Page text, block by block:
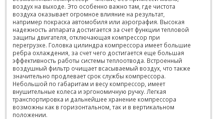
воздух на выходе. Это особенно важно там, где чистота
воздуха оказывает огромное влияние на результат,
например покраска автомобиля или аэрография. Высокая
надежность аппарата достигается за счет функции тепловой
защиты двигателя, отключающая компрессор при
перегрузке. Головка цилиндра компрессора имеет большие
ребра охлаждения, за счет чего достигается еще большая
эффективность работы системы теплоотвода. Встроенный
воздушный фильтр очищает всасываемый воздух, что также
значительно продлевает срок службы компрессора.
Небольшой по габаритам и весу компрессор, имеет
внушительные колеса и эргономичную ручку. Легкая
транспортировка и дальнейшее хранение компрессора
возможны как в горизонтальном, так и в вертикальном
положении.